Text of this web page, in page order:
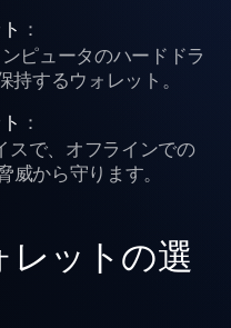
：
ピュータのハードドラ
するウォレット。
：
で、オフラインでの
から守ります。
レットの選